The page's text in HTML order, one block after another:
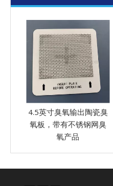
220V 5G/h空气净化便
携式陶瓷板臭氧产品模
块